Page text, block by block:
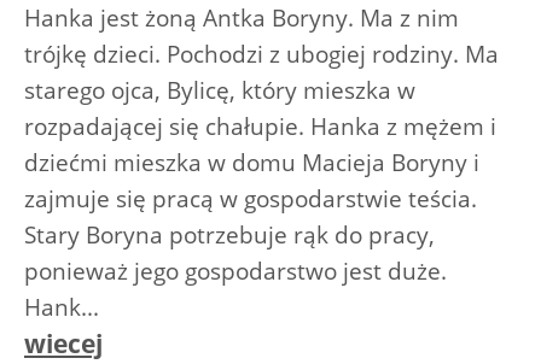
Hanka jest żoną Antka Boryny. Ma z nim
trójkę dzieci. Pochodzi z ubogiej rodziny. Ma
starego ojca, Bylicę, który mieszka w
rozpadającej się chałupie. Hanka z mężem i
dziećmi mieszka w domu Macieja Boryny i
zajmuje się pracą w gospodarstwie teścia.
Stary Boryna potrzebuje rąk do pracy,
ponieważ jego gospodarstwo jest duże.
Hank...
wiecej